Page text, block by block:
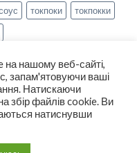
токпоки
токпокки
ТА ДОСТАВКА
нашому веб-сайті,
запам'ятовуючи ваші
Натискаючи
збір файлів cookie. Ви
натиснувши